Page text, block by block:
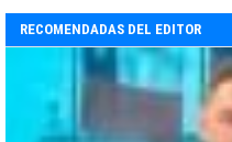
RECOMENDADAS DEL EDITOR